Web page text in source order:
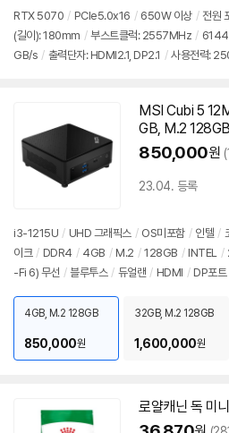
견
RTX 5070 / PCIe5.0x16 / 650W 이상 / 전원
(길이): 180mm / 부스트클럭: 2557MHz / 6144
GB/s / 출력단자: HDMI2.1, DP2.1 / 사용전력:
MSI Cubi 5
GB, M.2
850,000원
23.04. 등록
i3-1215U / UHD 그래픽스 / OS미포함 / 인텔 /
이크 / DDR4 / 4GB / M.2 / 128GB / INTEL /
-Fi 6) 무선 / 블루투스 / 듀얼랜 / HDMI / DP포트
가: 179,000원
4GB, M.2 128GB
850,000원
32GB, M.2 128GB
1,600,000원
로얄캐닌 독 미